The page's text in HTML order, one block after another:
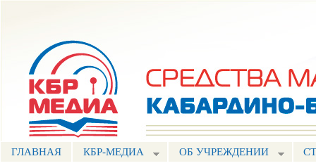
ГЛАВНАЯ КБР-МЕДИА ОБ УЧРЕЖДЕНИИ